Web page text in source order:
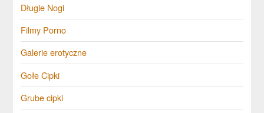
Długie Nogi
Filmy Porno
Galerie erotyczne
Gołe Cipki
Grube cipki